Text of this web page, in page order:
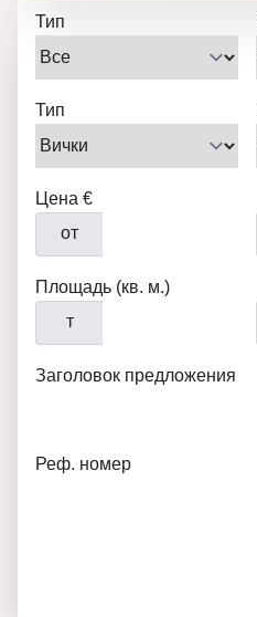
Тип
Тип
Цена €
от
Площадь (кв. м.)
т
Заголовок предложения
Реф. номер